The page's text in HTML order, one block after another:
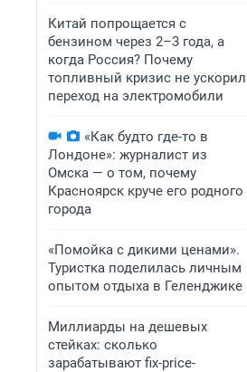
Китай попрощается с
бензином через 2–3 года, а
когда Россия? Почему
топливный кризис не ускорил
переход на электромобили
«Как будто где-то в
Лондоне»: журналист из
Омска — о том, почему
Красноярск круче его родного
города
«Помойка с дикими ценами».
Туристка поделилась личным
опытом отдыха в Геленджике
Миллиарды на дешевых
стейках: сколько
зарабатывают fix-price-